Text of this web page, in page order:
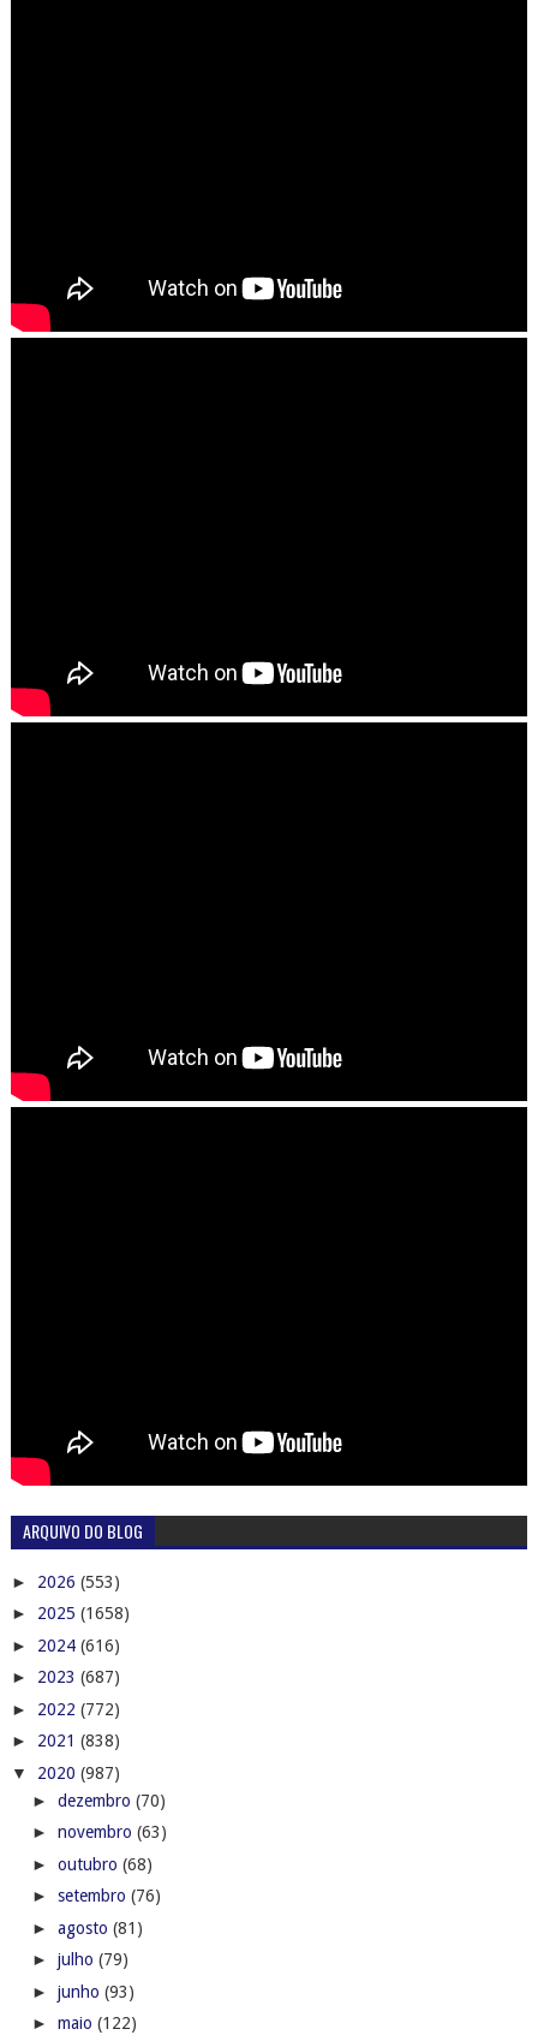
ARQUIVO DO BLOG
► 2026 (553)
► 2025 (1658)
► 2024 (616)
► 2023 (687)
► 2022 (772)
► 2021 (838)
▼ 2020 (987)
► dezembro (70)
► novembro (63)
► outubro (68)
► setembro (76)
► agosto (81)
► julho (79)
► junho (93)
► maio (122)